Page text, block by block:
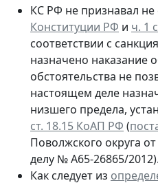
КС РФ не признавал
Конституции РФ и ч. 1
соответствии с
назначено наказание
обстоятельства не
настоящем деле
низшего предела,
ст. 18.15 КоАП РФ (
Поволжского округа
делу № А65-26865/2012).
Как следует из